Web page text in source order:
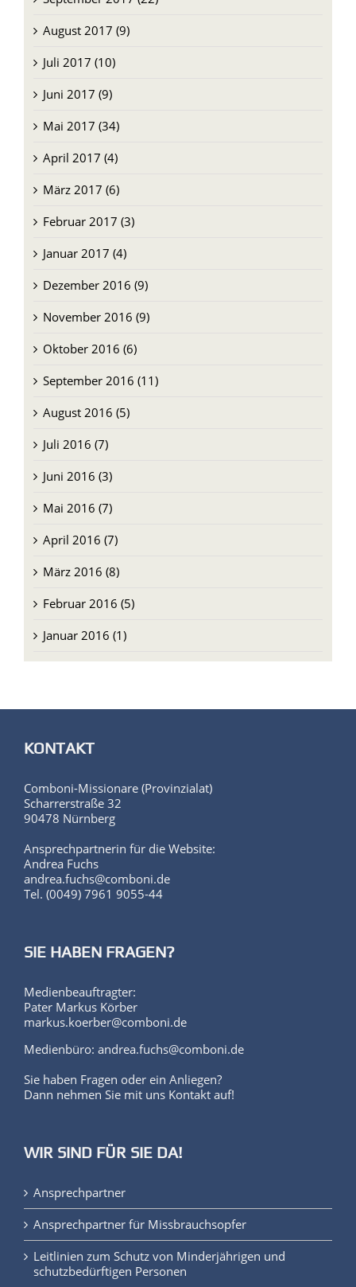
August 2017 (9)
Juli 2017 (10)
Juni 2017 (9)
Mai 2017 (34)
April 2017 (4)
März 2017 (6)
Februar 2017 (3)
Januar 2017 (4)
Dezember 2016 (9)
November 2016 (9)
Oktober 2016 (6)
September 2016 (11)
August 2016 (5)
Juli 2016 (7)
Juni 2016 (3)
Mai 2016 (7)
April 2016 (7)
März 2016 (8)
Februar 2016 (5)
Januar 2016 (1)
KONTAKT
Comboni-Missionare (Provinzialat)
Scharrerstraße 32
90478 Nürnberg
Ansprechpartnerin für die Website:
Andrea Fuchs
andrea.fuchs@comboni.de
Tel. (0049) 7961 9055-44
SIE HABEN FRAGEN?
Medienbeauftragter:
Pater Markus Körber
markus.koerber@comboni.de
Medienbüro: andrea.fuchs@comboni.de
Sie haben Fragen oder ein Anliegen?
Dann nehmen Sie mit uns Kontakt auf!
WIR SIND FÜR SIE DA!
Ansprechpartner
Ansprechpartner für Missbrauchsopfer
Leitlinien zum Schutz von Minderjährigen und
schutzbedürftigen Personen